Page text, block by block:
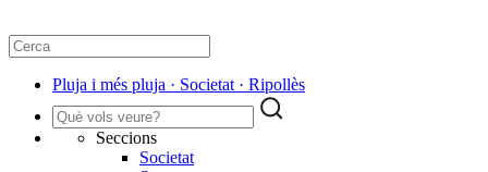
Pluja i més pluja · Societat · Ripollès
Seccions
Societat